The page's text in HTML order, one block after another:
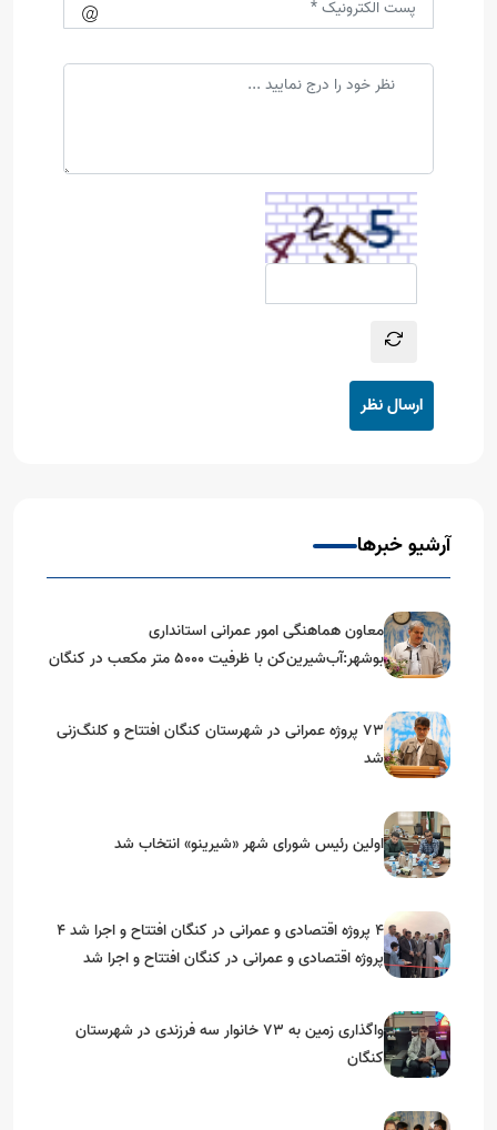
ارسال نظر
آرشیو خبرها
معاون هماهنگی امور عمرانی استانداری
بوشهر:آب‌شیرین‌کن با ظرفیت ۵۰۰۰ متر مکعب در کنگان
۷۳ پروژه عمرانی در شهرستان کنگان افتتاح و کلنگ‌زنی
شد
اولین رئیس شورای شهر «شیرینو» انتخاب شد
۴ پروژه اقتصادی و عمرانی در کنگان افتتاح و اجرا شد ۴
پروژه اقتصادی و عمرانی در کنگان افتتاح و اجرا شد
واگذاری زمین به ۷۳ خانوار سه فرزندی در شهرستان
کنگان